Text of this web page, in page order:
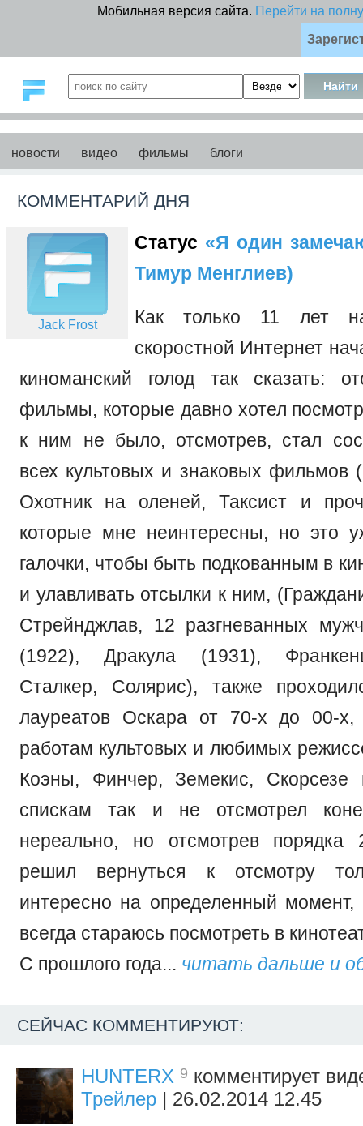
Мобильная версия сайта. Перейти на
новости видео фильмы блоги
КОММЕНТАРИЙ ДНЯ
Jack Frost
Статус «Я один
Тимур Менглиев)
Как только 11 лет
скоростной Интернет
киноманский голод так сказать:
фильмы, которые давно хотел
к ним не было, отсмотрев, стал
всех культовых и знаковых фильмов
Охотник на оленей, Таксист и
которые мне неинтересны, но это
галочки, чтобы быть подкованным в
и улавливать отсылки к ним,
Стрейнджлав, 12 разгневанных
(1922), Дракула (1931),
Сталкер, Солярис), также
лауреатов Оскара от 70-х до 00-
работам культовых и любимых
Коэны, Финчер, Земекис,
спискам так и не отсмотрел
нереально, но отсмотрев порядка
решил вернуться к отсмотру
интересно на определенный
всегда стараюсь посмотреть в
С прошлого года... читать дальше и
СЕЙЧАС КОММЕНТИРУЮТ:
HUNTERX 9 комментирует
Трейлер | 26.02.2014 12.45